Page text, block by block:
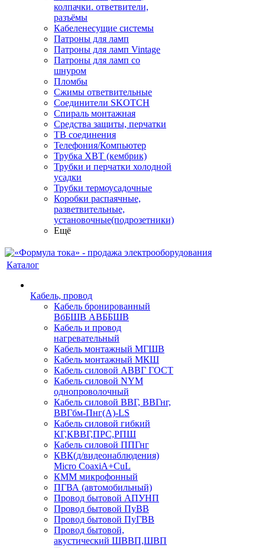
колпачки. ответвители,
разъёмы
Кабеленесущие системы
Патроны для ламп
Патроны для ламп Vintage
Патроны для ламп со
шнуром
Пломбы
Сжимы ответвительные
Соединители SKOTCH
Спираль монтажная
Средства защиты, перчатки
ТВ соединения
Телефония/Компьютер
Трубка ХВТ (кембрик)
Трубки и перчатки холодной
усадки
Трубки термоусадочные
Коробки распаячные,
разветвительные,
установочные(подрозетники)
Ещё
Каталог
Кабель, провод
Кабель бронированный
ВбБШВ АВББШВ
Кабель и провод
нагревательный
Кабель монтажный МГШВ
Кабель монтажный МКШ
Кабель силовой АВВГ ГОСТ
Кабель силовой NYM
однопроволочный
Кабель силовой ВВГ, ВВГнг,
ВВГбм-Пнг(А)-LS
Кабель силовой гибкий
КГ,КВВГ,ПРС,РПШ
Кабель силовой ППГнг
КВК(д/видеонаблюдения)
Micro CoaxiA+CuL
КММ микрофонный
ПГВА (автомобильный)
Провод бытовой АПУНП
Провод бытовой ПуВВ
Провод бытовой ПуГВВ
Провод бытовой,
акустический ШВВП,ШВП